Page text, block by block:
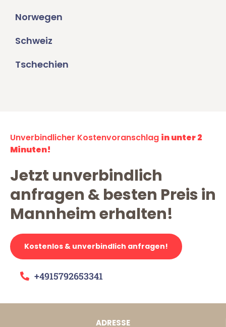
Norwegen
Schweiz
Tschechien
Unverbindlicher Kostenvoranschlag in unter 2
Minuten!
Jetzt unverbindlich
anfragen & besten Preis in
Mannheim erhalten!
Kostenlos & unverbindlich anfragen!
+4915792653341
ADRESSE